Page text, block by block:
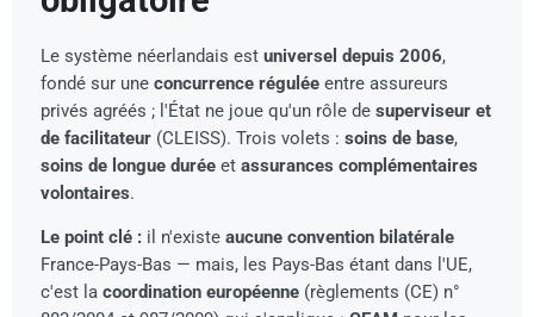
Le système néerlandais est universel depuis 2006,
fondé sur une concurrence régulée entre assureurs
privés agréés ; l'État ne joue qu'un rôle de superviseur et
de facilitateur (CLEISS). Trois volets : soins de base,
soins de longue durée et assurances complémentaires
volontaires.
Le point clé : il n'existe aucune convention bilatérale
France-Pays-Bas — mais, les Pays-Bas étant dans l'UE,
c'est la coordination européenne (règlements (CE) n°